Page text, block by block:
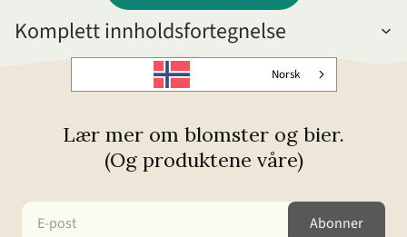
Komplett innholdsfortegnelse
Norsk
Lær mer om blomster og bier.
(Og produktene våre)